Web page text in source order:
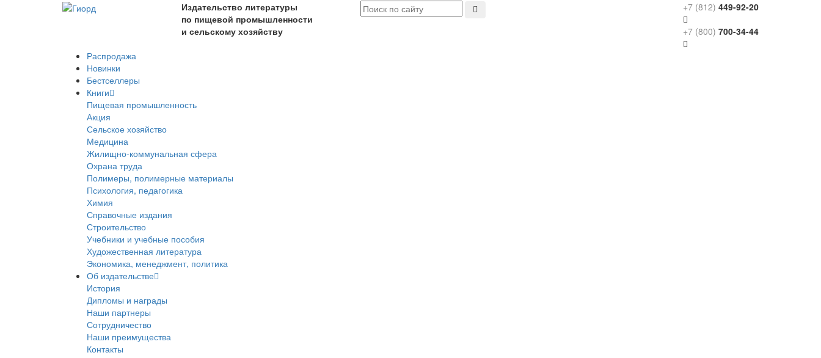
Издательство литературы
по пищевой промышленности
и сельскому хозяйству
+7 (812) 449-92-20
+7 (800) 700-34-44
Распродажа
Новинки
Бестселлеры
Книги
Пищевая промышленность
Акция
Сельское хозяйство
Медицина
Жилищно-коммунальная сфера
Охрана труда
Полимеры, полимерные материалы
Психология, педагогика
Химия
Справочные издания
Строительство
Учебники и учебные пособия
Художественная литература
Экономика, менеджмент, политика
Об издательстве
История
Дипломы и награды
Наши партнеры
Сотрудничество
Наши преимущества
Контакты